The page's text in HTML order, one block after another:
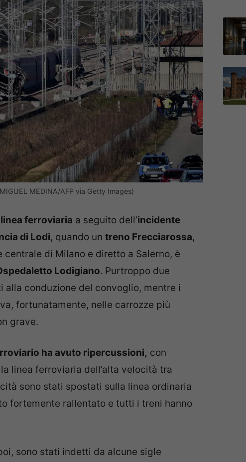
MEDINA/AFP via Getty Images)
ferroviaria a seguito dell’incidente
di Lodi, quando un treno Frecciarossa,
di Milano e diretto a Salerno, è
Lodigiano. Purtroppo due
conduzione del convoglio, mentre i
fortunatamente, nelle carrozze più
grave.
ha avuto ripercussioni, con
linea ferroviaria dell’alta velocità tra
sono stati spostati sulla linea ordinaria
fortemente rallentato e tutti i treni hanno
sono stati indetti da alcune sigle